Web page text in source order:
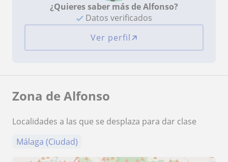
¿Quieres saber más de Alfonso?
Datos verificados
Ver perfil
Zona de Alfonso
Localidades a las que se desplaza para dar clase
Málaga (Ciudad)